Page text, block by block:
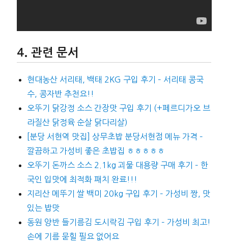
관련 문서
현대농산 서리태, 백태 2KG 구입 후기 – 서리태 콩국
수, 콩자반 추천요!!
오뚜기 닭강정 소스 간장맛 구입 후기 (+페르디가오 브
라질산 닭정육 순살 닭다리살)
[분당 서현역 맛집] 상무초밥 분당서현점 메뉴 가격 –
깔끔하고 가성비 좋은 초밥집 ㅎㅎㅎㅎㅎ
오뚜기 돈까스 소스 2.1kg 괴물 대용량 구매 후기 – 한
국인 입맛에 최적화 패치 완료!!!
지리산 메뚜기 쌀 백미 20kg 구입 후기 – 가성비 짱, 맛
있는 밥맛
동원 양반 들기름김 도시락김 구입 후기 – 가성비 최고!
손에 기름 묻힐 필요 없어요